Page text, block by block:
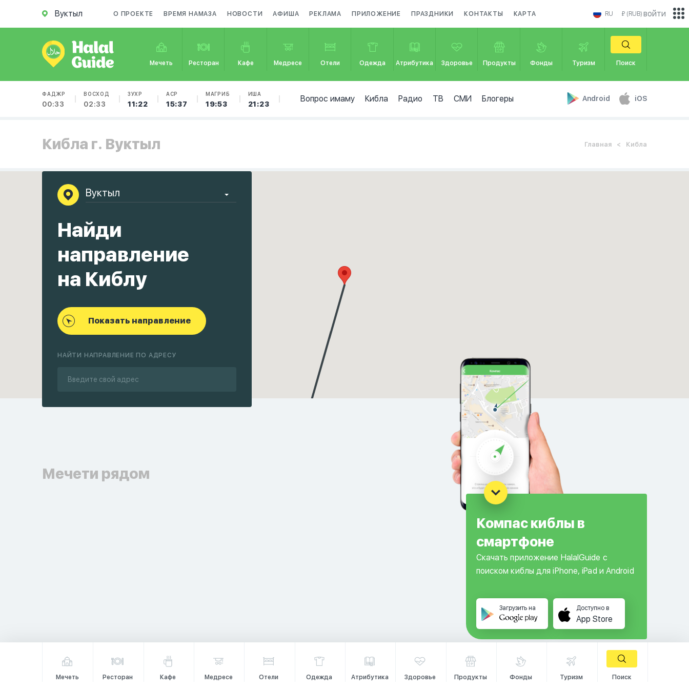
Вуктыл О ПРОЕКТЕ ВРЕМЯ НАМАЗА НОВОСТИ АФИША РЕКЛАМА ПРИЛОЖЕНИЕ ПРАЗДНИКИ КОНТАКТЫ КАРТА RU ₽ (RUB)
Мечеть Ресторан Кафе Медресе Отели Одежда Атрибутика Здоровье Продукты Фонды Туризм Поиск
ФАДЖР
00:33
ВОСХОД
02:33
ЗУХР
11:22
АСР
15:37
МАГРИБ
19:53
ИША
21:23
Вопрос имаму Кибла Радио ТВ СМИ Блогеры Android iOS
войти
Кибла г. Вуктыл Главная Кибла
Найди
направление
на Киблу
Показать направление
НАЙТИ НАПРАВЛЕНИЕ ПО АДРЕСУ
Компас киблы в
смартфоне
Скачать приложение HalalGuide с
поиском киблы для iPhone, iPad и Android
Загрузить на Доступно в
App Store
Мечети рядом
Мечеть Ресторан Кафе Медресе Отели Одежда Атрибутика Здоровье Продукты Фонды Туризм Поиск